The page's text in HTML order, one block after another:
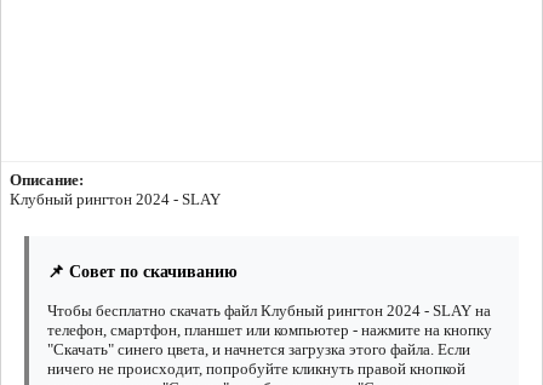
Описание:
Клубный рингтон 2024 - SLAY
📌 Совет по скачиванию
Чтобы бесплатно скачать файл Клубный рингтон 2024 - SLAY на
телефон, смартфон, планшет или компьютер - нажмите на кнопку
"Скачать" синего цвета, и начнется загрузка этого файла. Если
ничего не происходит, попробуйте кликнуть правой кнопкой